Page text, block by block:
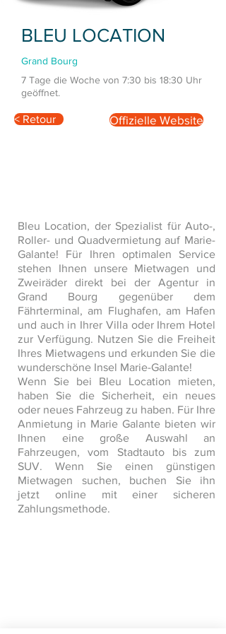
BLEU LOCATION
Grand Bourg
7 Tage die Woche von 7:30 bis 18:30 Uhr
geöffnet.
< Retour Offizielle Website
Bleu Location, der Spezialist für Auto-,
Roller- und Quadvermietung auf Marie-
Galante! Für Ihren optimalen Service
stehen Ihnen unsere Mietwagen und
Zweiräder direkt bei der Agentur in
Grand Bourg gegenüber dem
Fährterminal, am Flughafen, am Hafen
und auch in Ihrer Villa oder Ihrem Hotel
zur Verfügung. Nutzen Sie die Freiheit
Ihres Mietwagens und erkunden Sie die
wunderschöne Insel Marie-Galante!
Wenn Sie bei Bleu Location mieten,
haben Sie die Sicherheit, ein neues
oder neues Fahrzeug zu haben. Für Ihre
Anmietung in Marie Galante bieten wir
Ihnen eine große Auswahl an
Fahrzeugen, vom Stadtauto bis zum
SUV. Wenn Sie einen günstigen
Mietwagen suchen, buchen Sie ihn
jetzt online mit einer sicheren
Zahlungsmethode.